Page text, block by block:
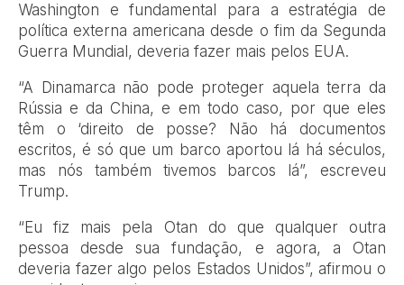
Washington e fundamental para a estratégia de
política externa americana desde o fim da Segunda
Guerra Mundial, deveria fazer mais pelos EUA.
“A Dinamarca não pode proteger aquela terra da
Rússia e da China, e em todo caso, por que eles
têm o ‘direito de posse? Não há documentos
escritos, é só que um barco aportou lá há séculos,
mas nós também tivemos barcos lá”, escreveu
Trump.
“Eu fiz mais pela Otan do que qualquer outra
pessoa desde sua fundação, e agora, a Otan
deveria fazer algo pelos Estados Unidos”, afirmou o